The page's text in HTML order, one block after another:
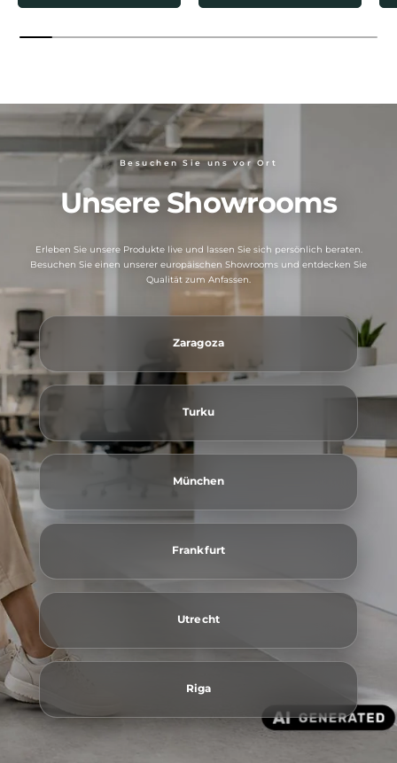
Besuchen Sie uns vor Ort
Unsere Showrooms
Erleben Sie unsere Produkte live und lassen Sie sich persönlich beraten.
Besuchen Sie einen unserer europäischen Showrooms und entdecken Sie
Qualität zum Anfassen.
Zaragoza
Turku
München
Frankfurt
Utrecht
Riga